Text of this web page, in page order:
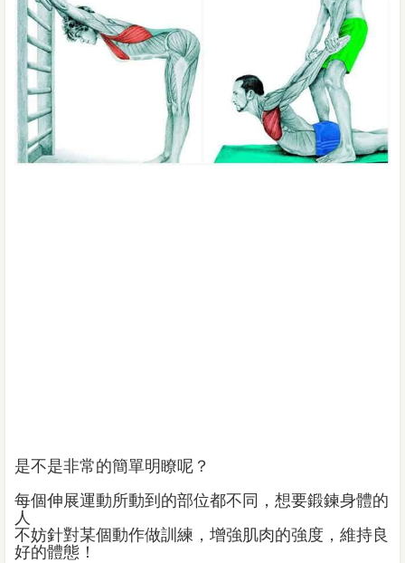
是不是非常的簡單明瞭呢？
每個伸展運動所動到的部位都不同，想要鍛鍊身體的
人
不妨針對某個動作做訓練，增強肌肉的強度，維持良
好的體態！